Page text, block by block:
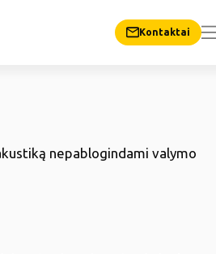
Kontaktai
nepablogindami valymo